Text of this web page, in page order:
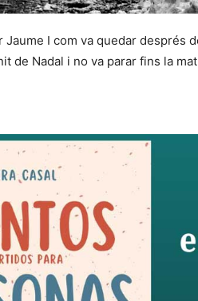
I com va quedar després
de Nadal i no va parar fins la